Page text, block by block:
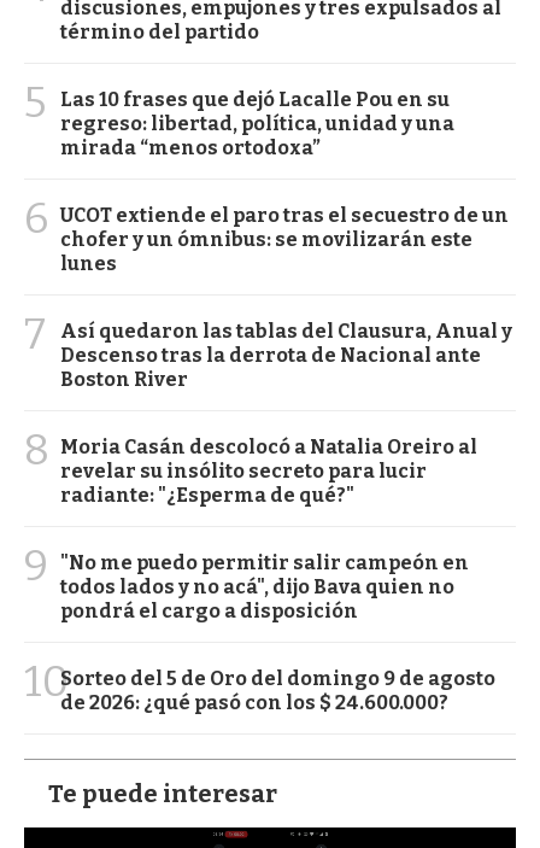
discusiones, empujones y tres expulsados al
término del partido
5
Las 10 frases que dejó Lacalle Pou en su
regreso: libertad, política, unidad y una
mirada “menos ortodoxa”
6 UCOT extiende el paro tras el secuestro de un
chofer y un ómnibus: se movilizarán este
lunes
7
Así quedaron las tablas del Clausura, Anual y
Descenso tras la derrota de Nacional ante
Boston River
8
Moria Casán descolocó a Natalia Oreiro al
revelar su insólito secreto para lucir
radiante: "¿Esperma de qué?"
9
"No me puedo permitir salir campeón en
todos lados y no acá", dijo Bava quien no
pondrá el cargo a disposición
10Sorteo del 5 de Oro del domingo 9 de agosto
de 2026: ¿qué pasó con los $ 24.600.000?
Te puede interesar